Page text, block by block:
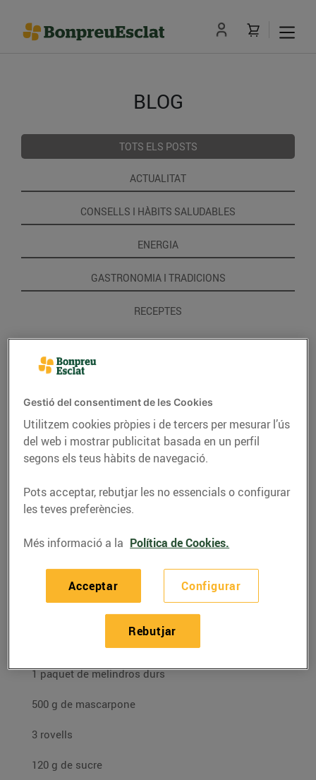
BLOG
TOTS ELS POSTS
ACTUALITAT
CONSELLS I HÀBITS SALUDABLES
ENERGIA
GASTRONOMIA I TRADICIONS
RECEPTES
RECEPTES
Tiramisú de festucs i
llimona
09/d’abril/2021
Ingredients per a 4 persones:
1 paquet de melindros durs
500 g de mascarpone
3 rovells
120 g de sucre
Gestió del consentiment de les Cookies
Utilitzem cookies pròpies i de tercers per mesurar l’ús
del web i mostrar publicitat basada en un perfil
segons els teus hàbits de navegació.
Pots acceptar, rebutjar les no essencials o configurar
les teves preferències.
Més informació a la Política de Cookies.
Configurar
Rebutjar
Acceptar